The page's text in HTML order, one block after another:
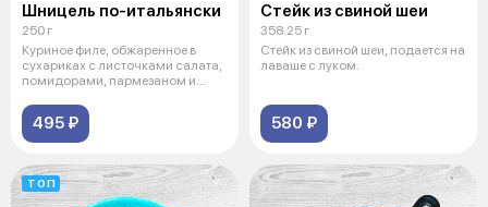
Шницель по-итальянски
250 г
Куриное филе, обжаренное в
сухариках с листочками салата,
помидорами, пармезаном и
495 ₽
Стейк из свиной шеи
358.25 г
Стейк из свиной шеи, подается на
лаваше с луком.
580 ₽
ТОП